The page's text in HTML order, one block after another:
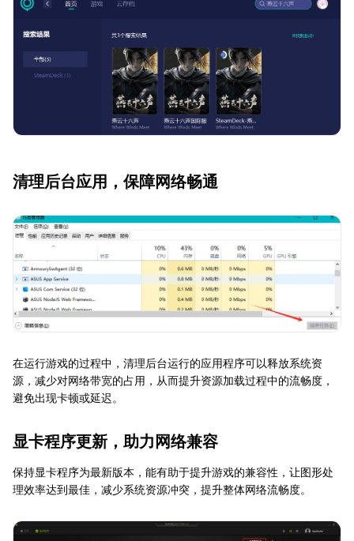
清理后台应用，保障网络畅通
在运行游戏的过程中，清理后台运行的应用程序可以释放系统资
源，减少对网络带宽的占用，从而提升资源加载过程中的流畅度，
避免出现卡顿或延迟。
显卡程序更新，助力网络兼容
保持显卡程序为最新版本，能有助于提升游戏的兼容性，让图形处
理效率达到最佳，减少系统资源冲突，提升整体网络流畅度。